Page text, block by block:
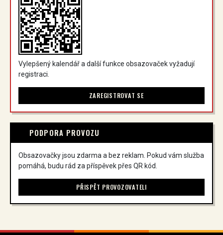
Vylepšený kalendář a další funkce obsazovaček vyžadují
registraci.
ZAREGISTROVAT SE
PODPORA PROVOZU
Obsazovačky jsou zdarma a bez reklam. Pokud vám služba
pomáhá, budu rád za příspěvek přes QR kód.
PŘISPĚT PROVOZOVATELI